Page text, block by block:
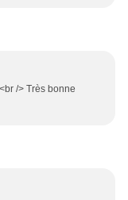
/> Très bonne